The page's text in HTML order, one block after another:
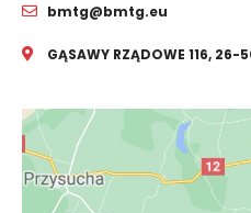
bmtg@bmtg.eu
GĄSAWY RZĄDOWE 116, 26-